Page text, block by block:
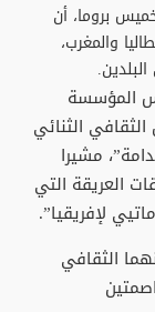
بروما، أن
والمغرب،
المؤسسة
الثنائي
مشيرا
العريقة التي
لإفريقيا”.
الثقافي